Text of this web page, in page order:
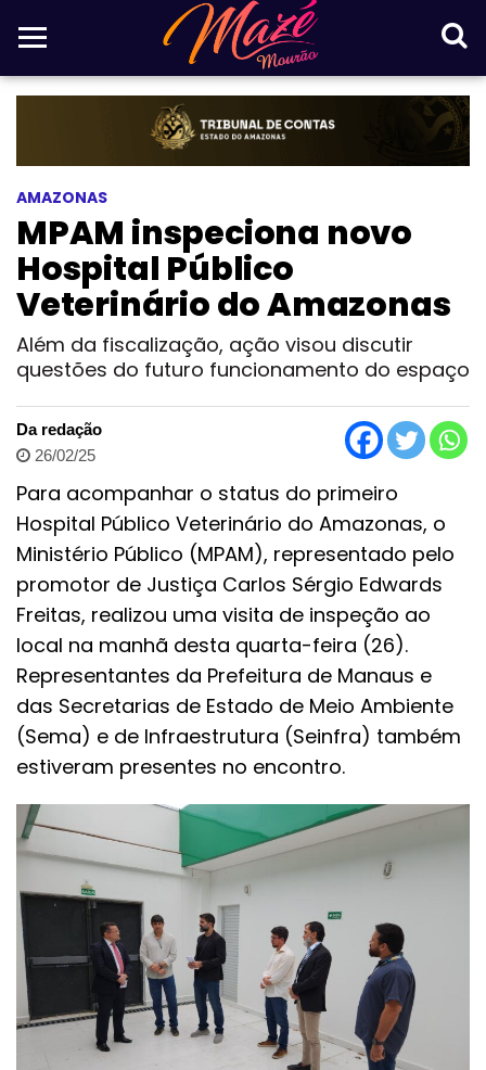
AMAZONAS
MPAM inspeciona novo
Hospital Público
Veterinário do Amazonas
Além da fiscalização, ação visou discutir
questões do futuro funcionamento do espaço
Da redação
26/02/25
Para acompanhar o status do primeiro
Hospital Público Veterinário do Amazonas, o
Ministério Público (MPAM), representado pelo
promotor de Justiça Carlos Sérgio Edwards
Freitas, realizou uma visita de inspeção ao
local na manhã desta quarta-feira (26).
Representantes da Prefeitura de Manaus e
das Secretarias de Estado de Meio Ambiente
(Sema) e de Infraestrutura (Seinfra) também
estiveram presentes no encontro.